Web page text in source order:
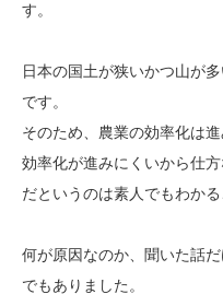
す。
日本の国土が狭いかつ山が
です。
そのため、農業の効率化は
効率化が進みにくいから仕
だというのは素人でもわかる
何が原因なのか、聞いた話
でもありました。